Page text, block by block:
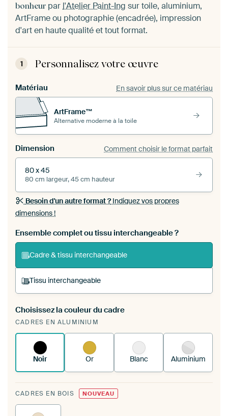
bonheur parl'Atelier Paint-Ing sur toile, aluminium,
ArtFrame ou photographie (encadrée), impression
d'art en haute qualité et tout format.
1 Personnalisez votre œuvre
Matériau En savoir plus sur ce matériau
ArtFrame™
Alternative moderne à la toile
Dimension Comment choisir le format parfait
80 x 45
80 cm largeur, 45 cm hauteur
Besoin d'un autre format ?Indiquez vos propres
dimensions !
Ensemble complet ou tissu interchangeable ?
Cadre & tissu interchangeable
Tissu interchangeable
Vous tendez une nouvelle impression dans
votre cadre d'art existant
fonctionne.
Choisissez la couleur du cadre
CADRES EN ALUMINIUM
Noir Or Blanc Aluminium
CADRES EN BOIS NOUVEAU